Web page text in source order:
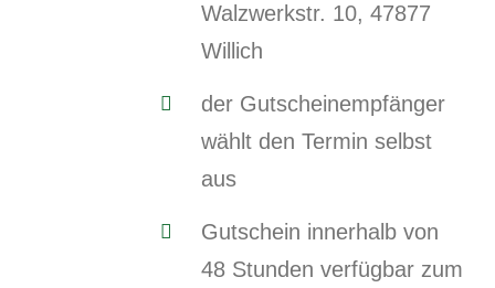
Walzwerkstr. 10, 47877
Willich
der Gutscheinempfänger
wählt den Termin selbst
aus
Gutschein innerhalb von
48 Stunden verfügbar zum